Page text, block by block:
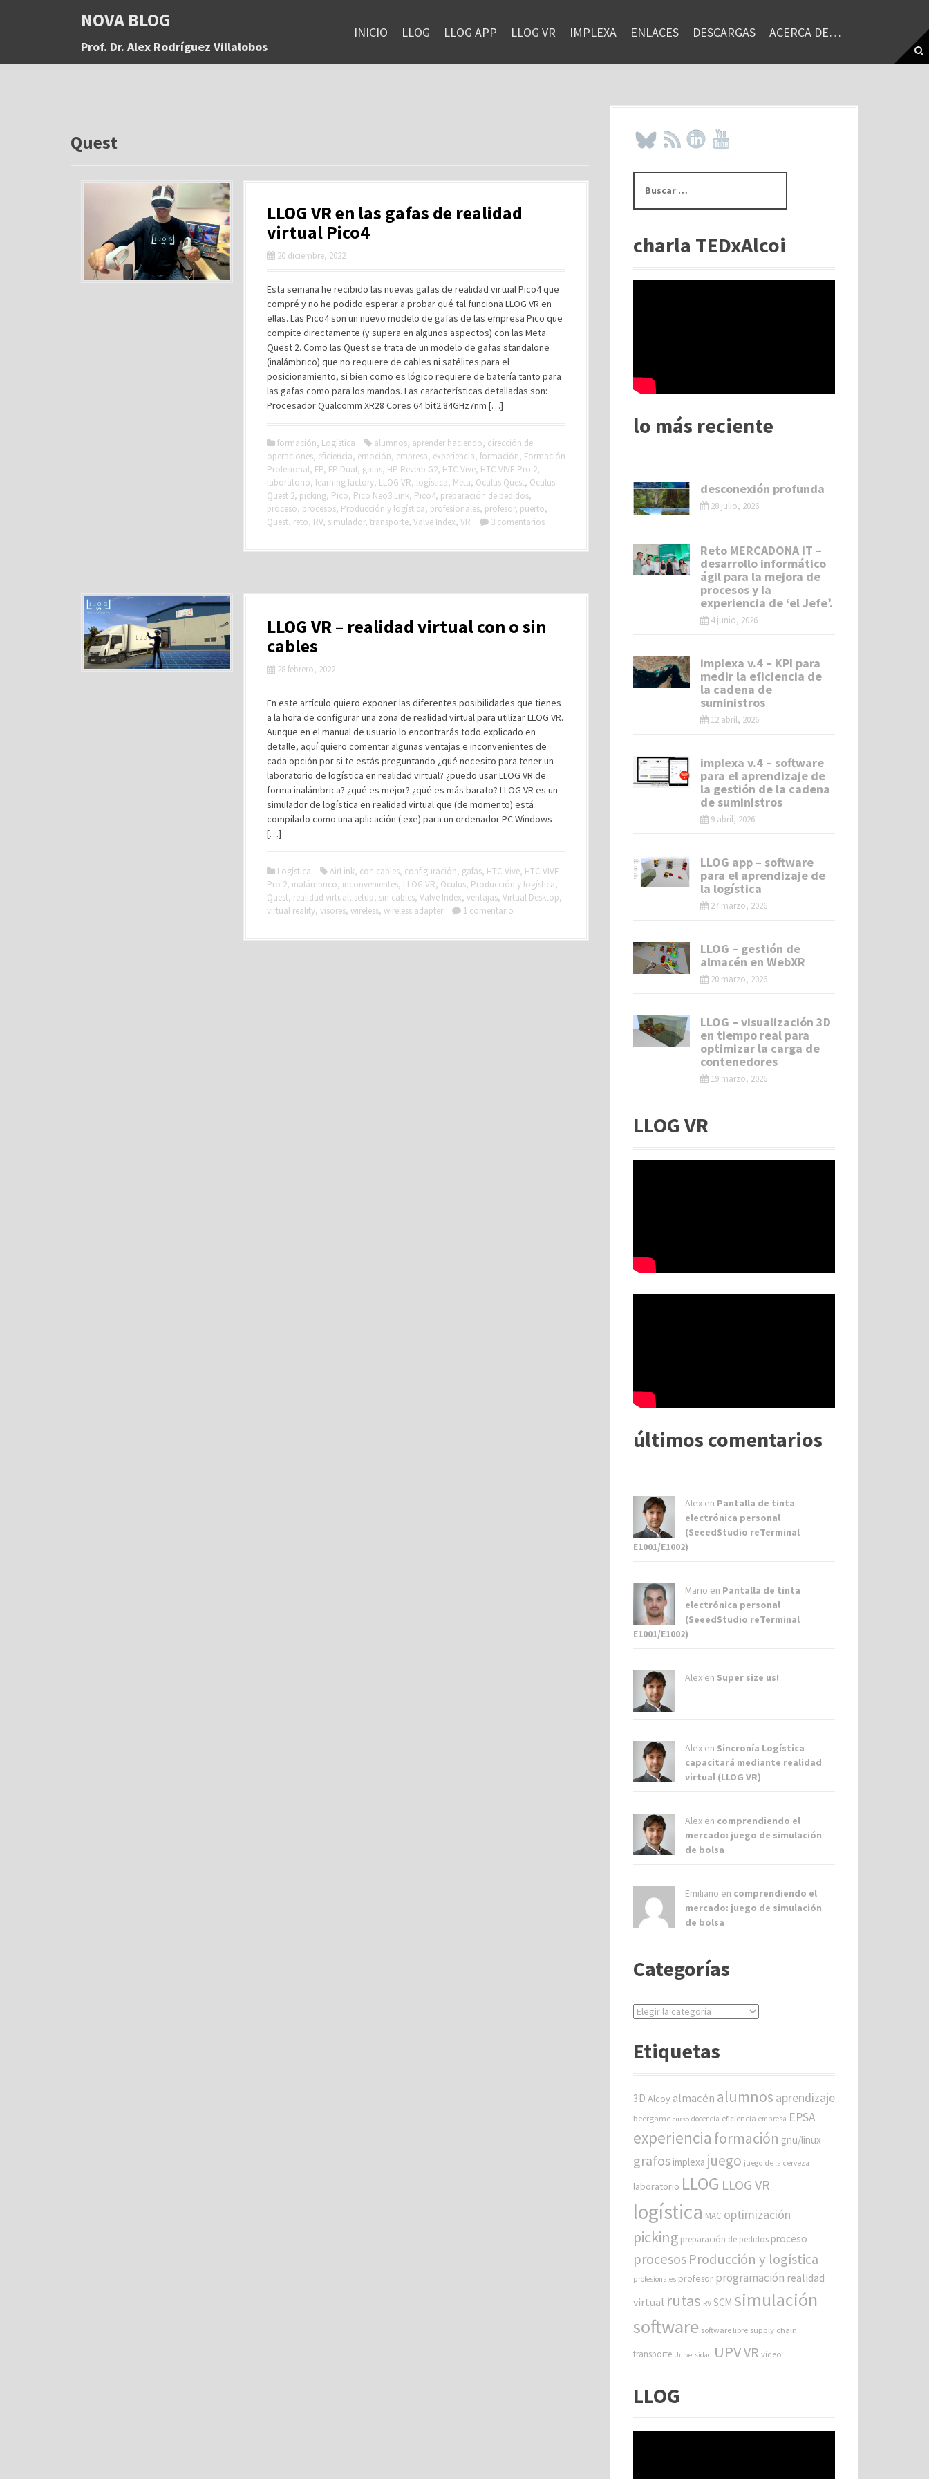
a
NOVA BLOG
Prof. Dr. Alex Rodríguez Villalobos
INICIO LLOG LLOG APP LLOG VR IMPLEXA ENLACES DESCARGAS ACERCA DE…
Quest
LLOG VR en las gafas de realidad
virtual Pico4
20 diciembre, 2022
Esta semana he recibido las nuevas gafas de realidad virtual Pico4 que
compré y no he podido esperar a probar qué tal funciona LLOG VR en
ellas. Las Pico4 son un nuevo modelo de gafas de las empresa Pico que
compite directamente (y supera en algunos aspectos) con las Meta
Quest 2. Como las Quest se trata de un modelo de gafas standalone
(inalámbrico) que no requiere de cables ni satélites para el
posicionamiento, si bien como es lógico requiere de batería tanto para
las gafas como para los mandos. Las características detalladas son:
Procesador Qualcomm XR28 Cores 64 bit2.84GHz7nm […]
formación, Logística alumnos, aprender haciendo, dirección de
operaciones, eficiencia, emoción, empresa, experiencia, formación, Formación
Profesional, FP, FP Dual, gafas, HP Reverb G2, HTC Vive, HTC VIVE Pro 2,
laboratorio, learning factory, LLOG VR, logística, Meta, Oculus Quest, Oculus
Quest 2, picking, Pico, Pico Neo3 Link, Pico4, preparación de pedidos,
proceso, procesos, Producción y logística, profesionales, profesor, puerto,
Quest, reto, RV, simulador, transporte, Valve Index, VR 3 comentarios
LLOG VR – realidad virtual con o sin
cables
28 febrero, 2022
En este artículo quiero exponer las diferentes posibilidades que tienes
a la hora de configurar una zona de realidad virtual para utilizar LLOG VR.
Aunque en el manual de usuario lo encontrarás todo explicado en
detalle, aquí quiero comentar algunas ventajas e inconvenientes de
cada opción por si te estás preguntando ¿qué necesito para tener un
laboratorio de logística en realidad virtual? ¿puedo usar LLOG VR de
forma inalámbrica? ¿qué es mejor? ¿qué es más barato? LLOG VR es un
simulador de logística en realidad virtual que (de momento) está
compilado como una aplicación (.exe) para un ordenador PC Windows
[…]
Logística AirLink, con cables, configuración, gafas, HTC Vive, HTC VIVE
Pro 2, inalámbrico, inconvenientes, LLOG VR, Oculus, Producción y logística,
Quest, realidad virtual, setup, sin cables, Valve Index, ventajas, Virtual Desktop,
virtual reality, visores, wireless, wireless adapter 1 comentario
s
rcharla TEDxAlcoi
lo más reciente
desconexión profunda
28 julio, 2026
Reto MERCADONA IT –
desarrollo informático
ágil para la mejora de
procesos y la
experiencia de ‘el Jefe’.
4 junio, 2026
implexa v.4 – KPI para
medir la eficiencia de
la cadena de
suministros
12 abril, 2026
implexa v.4 – software
para el aprendizaje de
la gestión de la cadena
de suministros
9 abril, 2026
LLOG app – software
para el aprendizaje de
la logística
27 marzo, 2026
LLOG – gestión de
almacén en WebXR
20 marzo, 2026
LLOG – visualización 3D
en tiempo real para
optimizar la carga de
contenedores
19 marzo, 2026
LLOG VR
últimos comentarios
Alex en Pantalla de tinta
electrónica personal
(SeeedStudio reTerminal
E1001/E1002)
Mario en Pantalla de tinta
electrónica personal
(SeeedStudio reTerminal
E1001/E1002)
Alex en Super size us!
Alex en Sincronía Logística
capacitará mediante realidad
virtual (LLOG VR)
Alex en comprendiendo el
mercado: juego de simulación
de bolsa
Emiliano en comprendiendo el
mercado: juego de simulación
de bolsa
Categorías
C
e
r
s
Etiquetas
3D Alcoy almacén alumnos aprendizaje
beergame curso docencia eficiencia empresa EPSA
experiencia formación gnu/linux
grafos implexa juego juego de la cerveza
laboratorio LLOG LLOG VR
logística MAC optimización
picking preparación de pedidos proceso
procesosProducción y logística
profesionales profesor programación realidad
virtual rutas RV SCM simulación
software software libre supply chain
transporte Universidad UPVVR vídeo
LLOG